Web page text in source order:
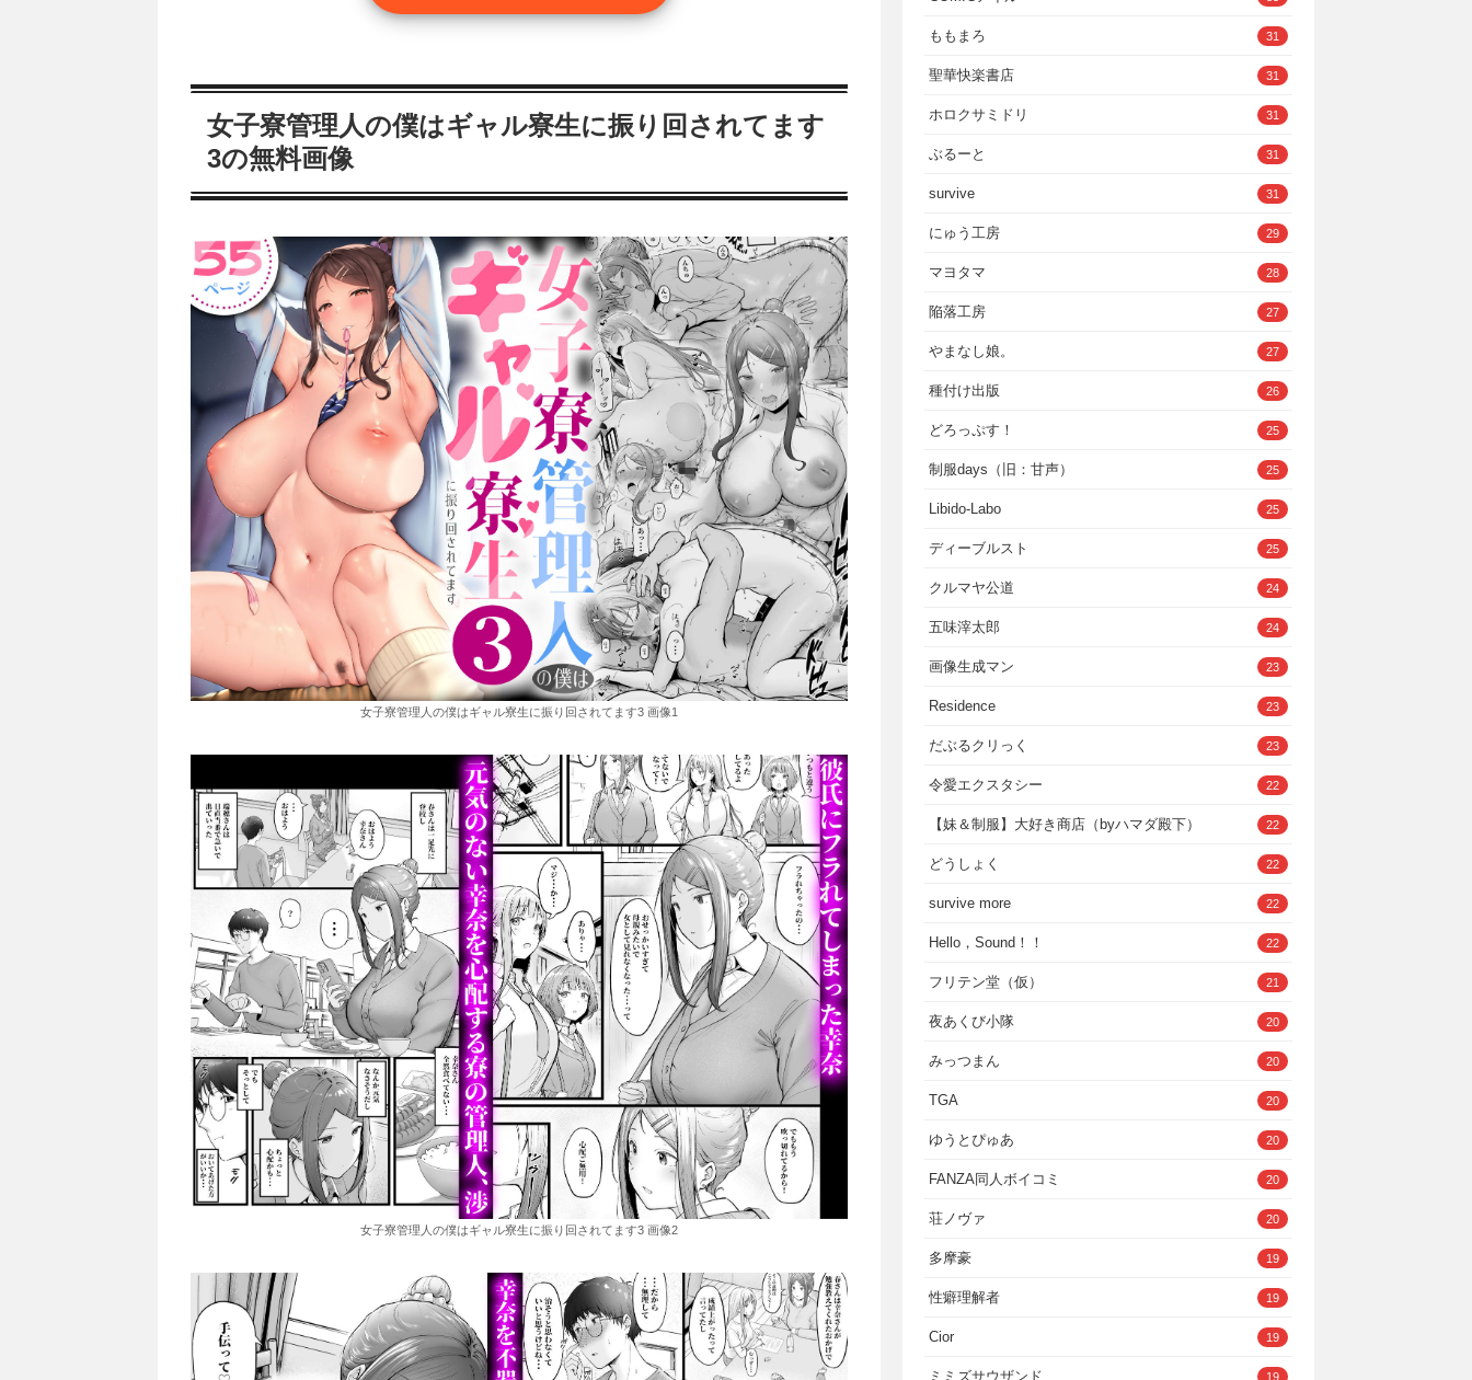
女子寮管理人の僕はギャル寮生に振り回されてます
3の無料画像
女子寮管理人の僕はギャル寮生に振り回されてます3 画像1
女子寮管理人の僕はギャル寮生に振り回されてます3 画像2
ももまろ 31
聖華快楽書店 31
ホロクサミドリ 31
ぶるーと 31
survive 31
にゅう工房 29
マヨタマ 28
陥落工房 27
やまなし娘。 27
種付け出版 26
どろっぷす！ 25
制服days（旧：甘声） 25
Libido-Labo 25
ディーブルスト 25
クルマヤ公道 24
五味滓太郎 24
画像生成マン 23
Residence 23
だぶるクリっく 23
令愛エクスタシー 22
【妹＆制服】大好き商店（byハマダ殿下） 22
どうしょく 22
survive more 22
Hello，Sound！！ 22
フリテン堂（仮） 21
夜あくび小隊 20
みっつまん 20
TGA 20
ゆうとぴゅあ 20
FANZA同人ボイコミ 20
荘ノヴァ 20
多摩豪 19
性癖理解者 19
Cior 19
ミミズサウザンド 19